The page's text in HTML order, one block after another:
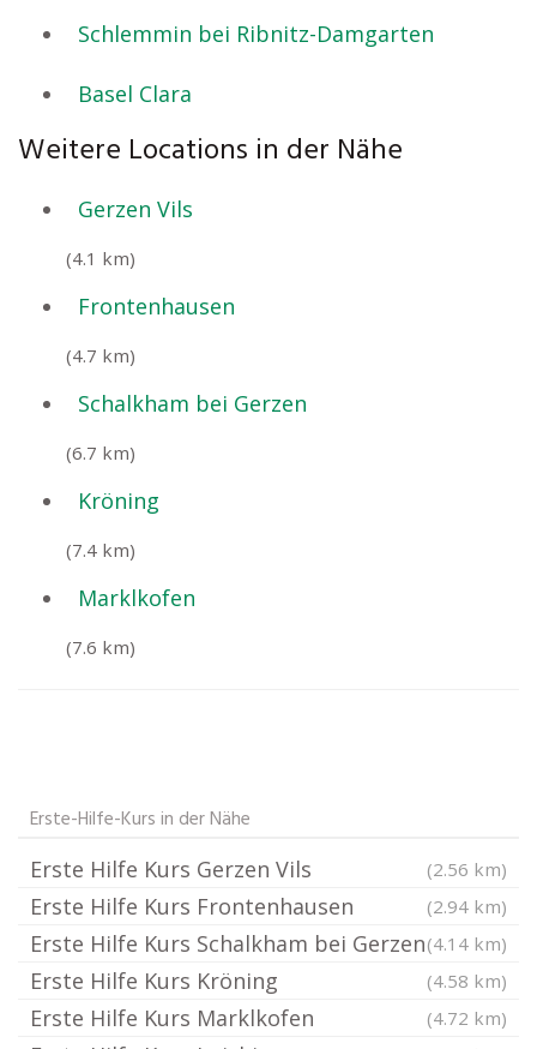
Schlemmin bei Ribnitz-Damgarten
Basel Clara
Weitere Locations in der Nähe
Gerzen Vils
(4.1 km)
Frontenhausen
(4.7 km)
Schalkham bei Gerzen
(6.7 km)
Kröning
(7.4 km)
Marklkofen
(7.6 km)
Erste-Hilfe-Kurs in der Nähe
Erste Hilfe Kurs Gerzen Vils (2.56 km)
Erste Hilfe Kurs Frontenhausen (2.94 km)
Erste Hilfe Kurs Schalkham bei Gerzen(4.14 km)
Erste Hilfe Kurs Kröning (4.58 km)
Erste Hilfe Kurs Marklkofen (4.72 km)